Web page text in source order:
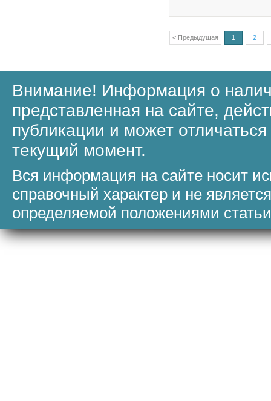
< Предыдущая 1 2
Внимание! Информация о
представленная на сайте,
публикации и может
текущий момент.
Вся информация на сайте носит
справочный характер и не
определяемой положениями